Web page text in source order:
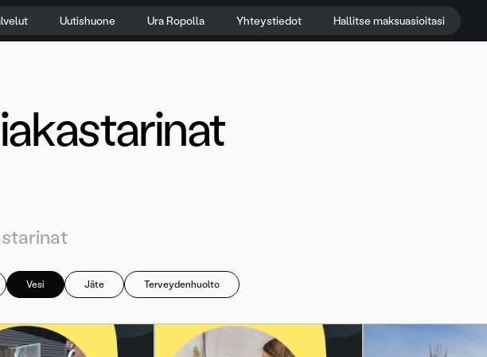
Uutishuone Ura Ropolla Yhteystiedot Hallitse maksuasioitasi
Vesi Jäte Terveydenhuolto